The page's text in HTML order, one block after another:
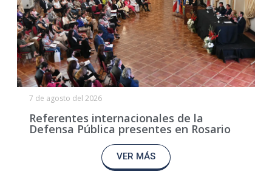
7 de agosto del 2026
Referentes internacionales de la
Defensa Pública presentes en Rosario
VER MÁS